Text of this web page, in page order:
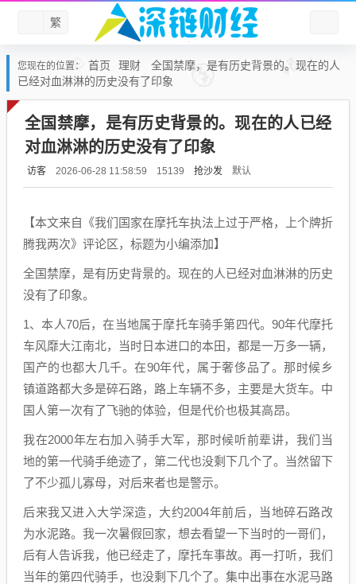
繁
您现在的位置： 首页 理财
全国禁摩，是有历史背景的。现在的人
已经对血淋淋的历史没有了印象
全国禁摩，是有历史背景的。现在的人已经
对血淋淋的历史没有了印象
访客 2026-06-28 11:58:59 15139 抢沙发 默认
【本文来自《我们国家在摩托车执法上过于严格，上个牌折
腾我两次》评论区，标题为小编添加】
全国禁摩，是有历史背景的。现在的人已经对血淋淋的历史
没有了印象。
1、本人70后，在当地属于摩托车骑手第四代。90年代摩托
车风靡大江南北，当时日本进口的本田，都是一万多一辆，
国产的也都大几千。在90年代，属于奢侈品了。那时候乡
镇道路都大多是碎石路，路上车辆不多，主要是大货车。中
国人第一次有了飞驰的体验，但是代价也极其高昂。
我在2000年左右加入骑手大军，那时候听前辈讲，我们当
地的第一代骑手绝迹了，第二代也没剩下几个了。当然留下
了不少孤儿寡母，对后来者也是警示。
后来我又进入大学深造，大约2004年前后，当地碎石路改
为水泥路。我一次暑假回家，想去看望一下当时的一哥们，
后有人告诉我，他已经走了，摩托车事故。再一打听，我们
当年的第四代骑手，也没剩下几个了。集中出事在水泥马路